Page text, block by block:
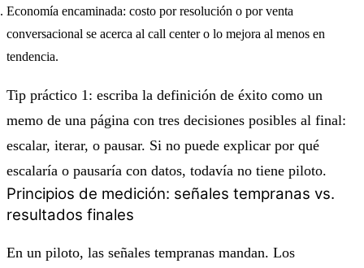
Economía encaminada: costo por resolución o por venta
conversacional se acerca al call center o lo mejora al menos en
tendencia.
Tip práctico 1: escriba la definición de éxito como un
memo de una página con tres decisiones posibles al final:
escalar, iterar, o pausar. Si no puede explicar por qué
escalaría o pausaría con datos, todavía no tiene piloto.
Principios de medición: señales tempranas vs.
resultados finales
En un piloto, las señales tempranas mandan. Los